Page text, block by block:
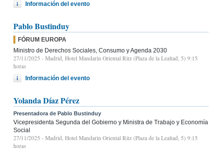
Información del evento
Pablo Bustinduy
FÓRUM EUROPA
Ministro de Derechos Sociales, Consumo y Agenda 2030
27/11/2025 - Madrid, Hotel Mandarin Oriental Ritz (Plaza de la Lealtad, 5) 9:15
horas
Información del evento
Yolanda Díaz Pérez
Presentadora de Pablo Bustinduy
Vicepresidenta Segunda del Gobierno y Ministra de Trabajo y Economía
Social
27/11/2025 - Madrid, Hotel Mandarin Oriental Ritz (Plaza de la Lealtad, 5) 9:15
horas